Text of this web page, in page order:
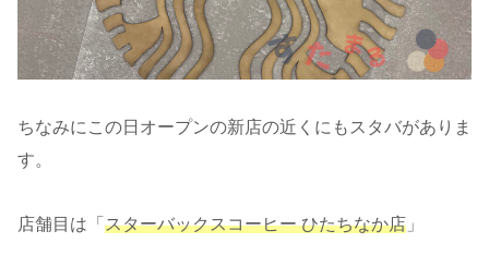
ちなみにこの日オープンの新店の近くにもスタバがありま
す。
店舗目は「 スターバックスコーヒー ひたちなか店 」